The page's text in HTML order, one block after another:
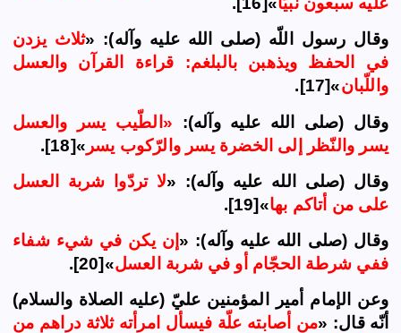
وقال رسول اللّه (صلى الله عليه وآله): «ثلاث يزدن
في الحفظ ويذهبن بالبلغم: قراءة القرآن والعسل
واللّبان»[17].
وقال (صلى الله عليه وآله): «الطّيب يسر والعسل
يسر والنّظر إلى الخضرة يسر والرّكوب يسر »[18].
وقال (صلى الله عليه وآله): «لا تردّوا شربة العسل
على من أتاكم بها»[19].
وقال (صلى الله عليه وآله): « إن يكن في شيء شفاء
ففي شرطة الحجّام أو في شربة العسل»[20].
وعن
الإمام أمير المؤمنين عليّ (عليه الصلاة و السلام)
أنّه قال: «من أصابته علّة فيسأل امرأته ثلاثة دراهم من